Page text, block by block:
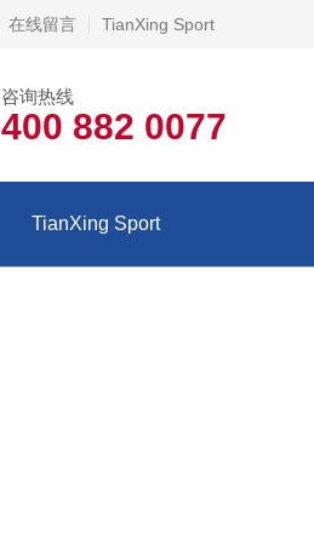
在线留言 TianXing Sport
咨询热线
400 882 0077
TianXing Sport